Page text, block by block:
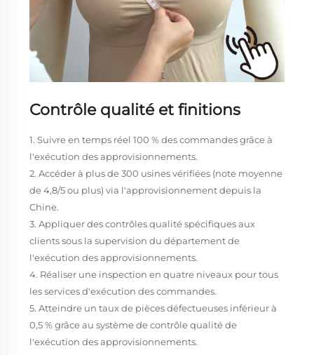
Contrôle qualité et finitions
1. Suivre en temps réel 100 % des commandes grâce à
l'exécution des approvisionnements.
2. Accéder à plus de 300 usines vérifiées (note moyenne
de 4,8/5 ou plus) via l'approvisionnement depuis la
Chine.
3. Appliquer des contrôles qualité spécifiques aux
clients sous la supervision du département de
l'exécution des approvisionnements.
4. Réaliser une inspection en quatre niveaux pour tous
les services d'exécution des commandes.
5. Atteindre un taux de pièces défectueuses inférieur à
0,5 % grâce au système de contrôle qualité de
l'exécution des approvisionnements.